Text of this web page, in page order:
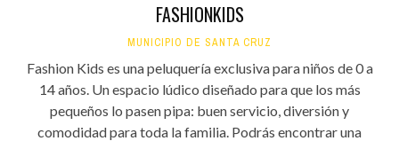
FASHIONKIDS
MUNICIPIO DE SANTA CRUZ
Fashion Kids es una peluquería exclusiva para niños de 0 a
14 años. Un espacio lúdico diseñado para que los más
pequeños lo pasen pipa: buen servicio, diversión y
comodidad para toda la familia. Podrás encontrar una